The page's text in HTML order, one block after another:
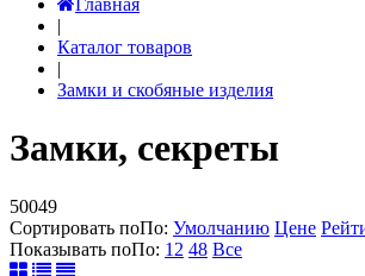
Главная
|
Каталог товаров
|
Замки и скобяные изделия
Замки, секреты
50049
Сортировать поПо: Умолчанию Цене
Показывать поПо: 12 48 Все